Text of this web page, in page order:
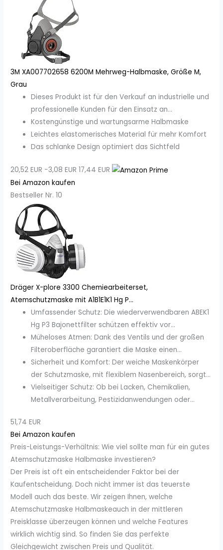
3M XA007702658 6200M Mehrweg-Halbmaske, Größe M,
Grau
Dieses Produkt ist für den Verkauf an industrielle und
professionelle Kunden für den Einsatz an...
Kostengünstige und wartungsarme Halbmaske
Leichtes elastomerisches Material für mehr Komfort
Das schlanke Design optimiert das Sichtfeld
20,52 EUR −3,08 EUR 17,44 EUR
Bei Amazon kaufen
Bestseller Nr. 10
Dräger X-plore 3300 Chemiearbeiterset,
Atemschutzmaske mit A1B1E1K1 Hg P...
Umfassender Schutz: Die wiederverwendbaren ABEK1
Hg P3 Bajonettfilter schützen effektiv vor...
Müheloses Atmen: Dank des Ventils und der großen
Filteroberfläche garantiert die Maske einen...
Sicherheit und Komfort: Der weiche Maskenkörper
der Schutzmaske, mit flexiblem Nasenbereich, sorgt...
Vielseitiger Schutz: Ob bei Lacken, Chemikalien,
Metallverarbeitung, Pestizidanwendungen oder...
51,74 EUR
Bei Amazon kaufen
Preis-Leistungs-Verhältnis: Wie viel sollte man für ein gutes
Atemschutzmaske Halbmaske investieren?
Der Preis ist oft ein entscheidender Faktor bei der
Kaufentscheidung. Doch nicht immer ist das teuerste
Modell auch das beste. Wir zeigen Ihnen, welche
Atemschutzmaske Halbmaskeauch in der mittleren
Preisklasse überzeugen können und welche Features
wirklich wichtig sind. So finden Sie das perfekte
Gleichgewicht zwischen Preis und Qualität.